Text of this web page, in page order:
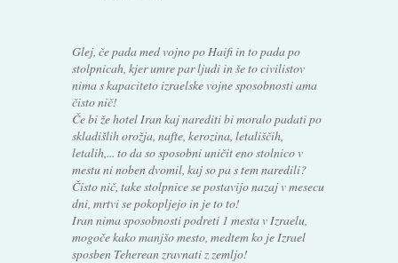
Glej, če pada med vojno po Haifi in to pada po
stolpnicah, kjer umre par ljudi in še to civilistov
nima s kapaciteto izraelske vojne sposobnosti ama
čisto nič!
Če bi že hotel Iran kaj narediti bi moralo padati po
skladišlih orožja, nafte, kerozina, letališčih,
letalih,... to da so sposobni uničit eno stolnico v
mestu ni noben dvomil, kaj so pa s tem naredili?
Čisto nič, take stolpnice se postavijo nazaj v mesecu
dni, mrtvi se pokopljejo in je to to!
Iran nima sposobnosti podreti 1 mesta v Izraelu,
mogoče kako manjšo mesto, medtem ko je Izrael
sposben Teherean zravnati z zemljo!